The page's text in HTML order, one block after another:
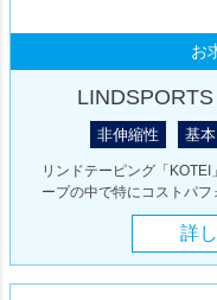
お
非伸縮性 基本
リンドテーピング「
ープの中で特にコストパフ
詳